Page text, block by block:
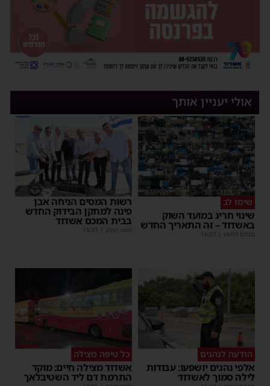
אולי יעניין אותך
שימו לב
שינוי חריג במועד השוק
באשדוד – זה התאריך החדש
מנחם דויטש 16:07
רשות המסים הניחה אבן
פינה למתקן הבידוק החדש
בבית המכס אשדוד
משה קאהן 15:37
הודעה לנהגים
אלפי נהגים יושפעו: עבודות
לילה סמוך לאשדוד
כל טיפה מצילה
אשדוד מצילה חיים: מוקד
התרמת דם ליד השטיבלאך